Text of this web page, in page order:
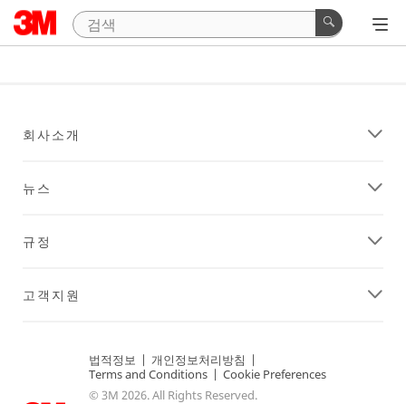
회사소개
뉴스
규정
고객지원
법적정보 | 개인정보처리방침 |
Terms and Conditions | Cookie Preferences
© 3M 2026. All Rights Reserved.